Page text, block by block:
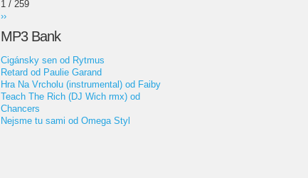
1 / 259
››
MP3 Bank
Cigánsky sen od Rytmus
Retard od Paulie Garand
Hra Na Vrcholu (instrumental) od Faiby
Teach The Rich (DJ Wich rmx) od
Chancers
Nejsme tu sami od Omega Styl